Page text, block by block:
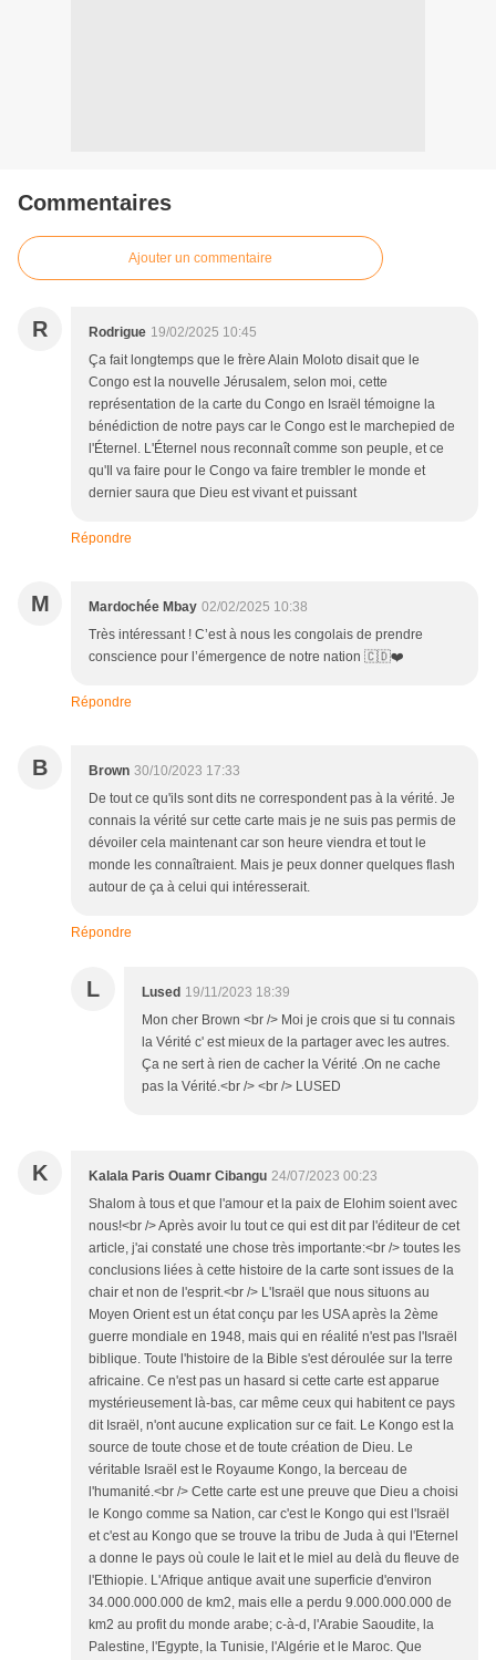
Commentaires
Ajouter un commentaire
R Rodrigue 19/02/2025 10:45
Ça fait longtemps que le frère Alain Moloto disait que le
Congo est la nouvelle Jérusalem, selon moi, cette
représentation de la carte du Congo en Israël témoigne la
bénédiction de notre pays car le Congo est le marchepied de
l'Éternel. L'Éternel nous reconnaît comme son peuple, et ce
qu'Il va faire pour le Congo va faire trembler le monde et
dernier saura que Dieu est vivant et puissant
Répondre
M Mardochée Mbay 02/02/2025 10:38
Très intéressant ! C’est à nous les congolais de prendre
conscience pour l’émergence de notre nation 🇨🇩❤️
Répondre
B Brown 30/10/2023 17:33
De tout ce qu'ils sont dits ne correspondent pas à la vérité. Je
connais la vérité sur cette carte mais je ne suis pas permis de
dévoiler cela maintenant car son heure viendra et tout le
monde les connaîtraient. Mais je peux donner quelques flash
autour de ça à celui qui intéresserait.
Répondre
L Lused 19/11/2023 18:39
Mon cher Brown <br /> Moi je crois que si tu connais
la Vérité c' est mieux de la partager avec les autres.
Ça ne sert à rien de cacher la Vérité .On ne cache
pas la Vérité.<br /> <br /> LUSED
K Kalala Paris Ouamr Cibangu 24/07/2023 00:23
Shalom à tous et que l'amour et la paix de Elohim soient avec
nous!<br /> Après avoir lu tout ce qui est dit par l'éditeur de cet
article, j'ai constaté une chose très importante:<br /> toutes les
conclusions liées à cette histoire de la carte sont issues de la
chair et non de l'esprit.<br /> L'Israël que nous situons au
Moyen Orient est un état conçu par les USA après la 2ème
guerre mondiale en 1948, mais qui en réalité n'est pas l'Israël
biblique. Toute l'histoire de la Bible s'est déroulée sur la terre
africaine. Ce n'est pas un hasard si cette carte est apparue
mystérieusement là-bas, car même ceux qui habitent ce pays
dit Israël, n'ont aucune explication sur ce fait. Le Kongo est la
source de toute chose et de toute création de Dieu. Le
véritable Israël est le Royaume Kongo, la berceau de
l'humanité.<br /> Cette carte est une preuve que Dieu a choisi
le Kongo comme sa Nation, car c'est le Kongo qui est l'Israël
et c'est au Kongo que se trouve la tribu de Juda à qui l'Eternel
a donne le pays où coule le lait et le miel au delà du fleuve de
l'Ethiopie. L'Afrique antique avait une superficie d'environ
34.000.000.000 de km2, mais elle a perdu 9.000.000.000 de
km2 au profit du monde arabe; c-à-d, l'Arabie Saoudite, la
Palestine, l'Egypte, la Tunisie, l'Algérie et le Maroc. Que